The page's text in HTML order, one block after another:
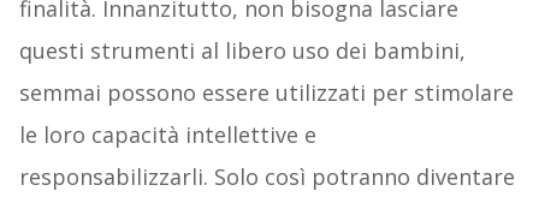
finalità. Innanzitutto, non bisogna lasciare
questi strumenti al libero uso dei bambini,
semmai possono essere utilizzati per stimolare
le loro capacità intellettive e
responsabilizzarli. Solo così potranno diventare